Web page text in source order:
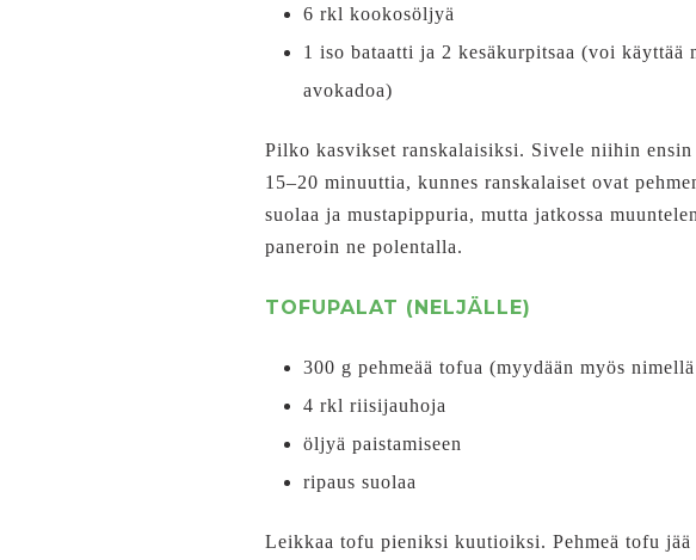
6 rkl kookosöljyä
1 iso bataatti ja 2 kesäkurpitsaa (voi käyttää
avokadoa)
Pilko kasvikset ranskalaisiksi. Sivele niihin ensin
15–20 minuuttia, kunnes ranskalaiset ovat
suolaa ja mustapippuria, mutta jatkossa
paneroin ne polentalla.
TOFUPALAT (NELJÄLLE)
300 g pehmeää tofua (myydään myös
4 rkl riisijauhoja
öljyä paistamiseen
ripaus suolaa
Leikkaa tofu pieniksi kuutioiksi. Pehmeä tofu jää